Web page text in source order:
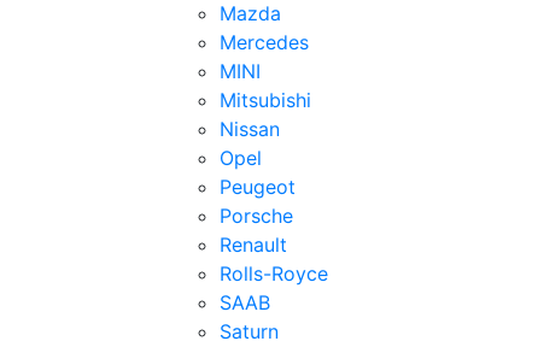
Mazda
Mercedes
MINI
Mitsubishi
Nissan
Opel
Peugeot
Porsche
Renault
Rolls-Royce
SAAB
Saturn